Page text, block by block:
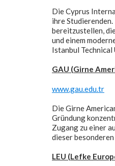
Die Cyprus
ihre
bereitzustellen,
und einem
Istanbul
GAU (Girne
www.gau.edu.tr
Die Girne
Gründung
Zugang zu einer
dieser
LEU (Lefke